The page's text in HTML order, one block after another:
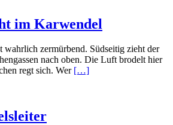
im Karwendel
wahrlich zermürbend. Südseitig zieht der
nach oben. Die Luft brodelt hier
regt sich. Wer […]